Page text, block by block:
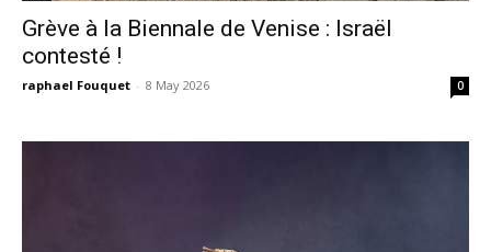
Grève à la Biennale de Venise : Israël
contesté !
raphael Fouquet - 8 May 2026 0